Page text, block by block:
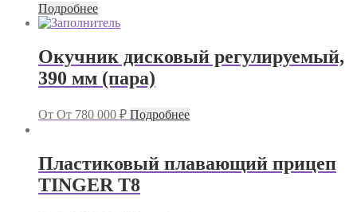
Подробнее
Окучник дисковый регулируемый,
390 мм (пара)
От От 780 000 ₽ Подробнее
Пластиковый плавающий прицеп
TINGER T8